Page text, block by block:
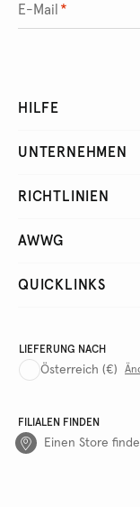
E-Mail *
HILFE
UNTERNEHMEN
RICHTLINIEN
AWWG
QUICKLINKS
LIEFERUNG NACH
Österreich (€)
FILIALEN FINDEN
Einen Store